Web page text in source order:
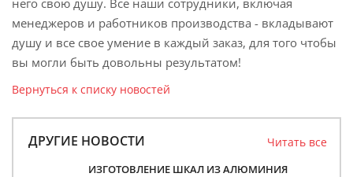
него свою душу. Все наши сотрудники, включая
менеджеров и работников производства - вкладывают
душу и все свое умение в каждый заказ, для того чтобы
вы могли быть довольны результатом!
Вернуться к списку новостей
ДРУГИЕ НОВОСТИ Читать все
ИЗГОТОВЛЕНИЕ ШКАЛ ИЗ АЛЮМИНИЯ